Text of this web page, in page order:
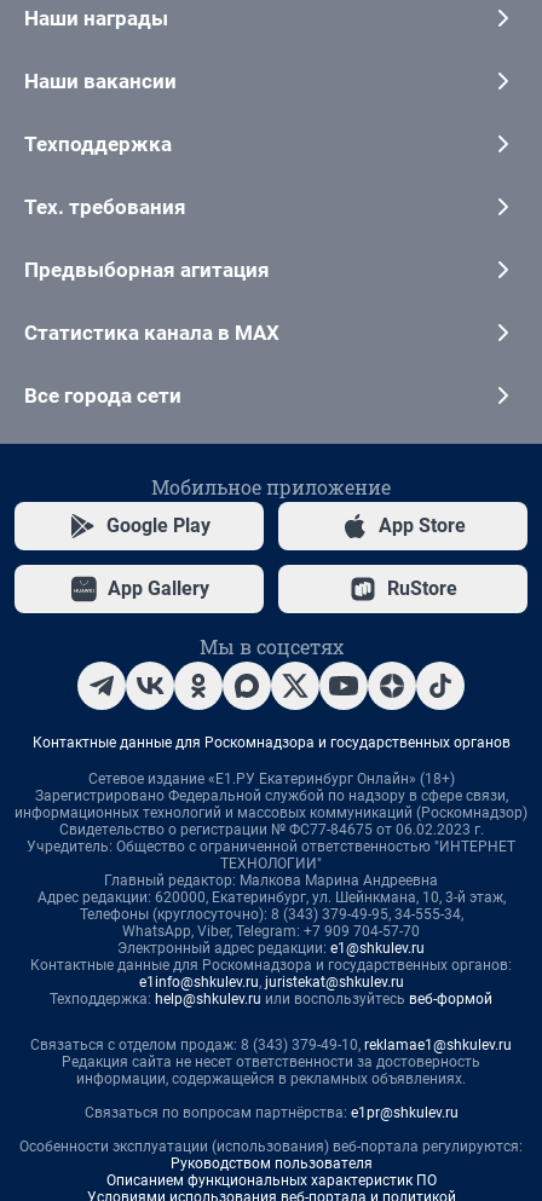
Наши награды
Наши вакансии
Техподдержка
Тех. требования
Предвыборная агитация
Статистика канала в MAX
Все города сети
Мобильное приложение
Google Play App Store
App Gallery RuStore
Мы в соцсетях
Контактные данные для Роскомнадзора и государственных органов
Сетевое издание «Е1.РУ Екатеринбург Онлайн» (18+)
Зарегистрировано Федеральной службой по надзору в сфере связи,
информационных технологий и массовых коммуникаций (Роскомнадзор)
Свидетельство о регистрации № ФС77-84675 от 06.02.2023 г.
Учредитель: Общество с ограниченной ответственностью "ИНТЕРНЕТ
ТЕХНОЛОГИИ"
Главный редактор: Малкова Марина Андреевна
Адрес редакции: 620000, Екатеринбург, ул. Шейнкмана, 10, 3-й этаж,
Телефоны (круглосуточно): 8 (343) 379-49-95, 34-555-34,
WhatsApp, Viber, Telegram: +7 909 704-57-70
Электронный адрес редакции: e1@shkulev.ru
Контактные данные для Роскомнадзора и государственных органов:
e1info@shkulev.ru, juristekat@shkulev.ru
Техподдержка: help@shkulev.ru или воспользуйтесь веб-формой
Связаться с отделом продаж: 8 (343) 379-49-10, reklamae1@shkulev.ru
Редакция сайта не несет ответственности за достоверность
информации, содержащейся в рекламных объявлениях.
Связаться по вопросам партнёрства: e1pr@shkulev.ru
Особенности эксплуатации (использования) веб-портала регулируются:
Руководством пользователя
Описанием функциональных характеристик ПО
Условиями использования веб-портала и политикой